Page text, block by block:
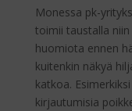
Monessa pk-
toimii taustalla
huomiota ennen
kuitenkin näkyä
katkoa.
kirjautumisia